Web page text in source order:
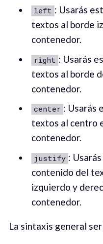
left : Usarás
textos al borde
contenedor.
right : Usarás
textos al borde
contenedor.
center : Usarás
textos al centro
contenedor.
justify :
contenido del
izquierdo y
contenedor.
La sintaxis general